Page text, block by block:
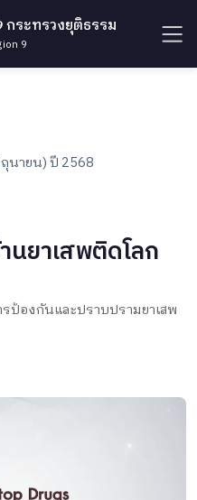
ระทรวงยุติธรรม
9
นายน) ปี 2568
ยาเสพติดโลก
ป้องกันและปราบปรามยาเสพ